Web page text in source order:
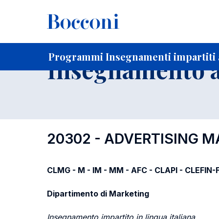
Programmi Insegnamenti impartiti
Home Per studenti iscritti
Insegnamento
20302 - ADVERTISING
CLMG - M - IM - MM - AFC - CLAPI -
Dipartimento di Marketing
Insegnamento impartito in lingua italiana